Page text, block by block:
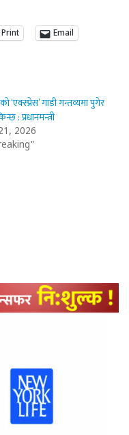
Print Email
‘एक्स्प्रेस’ गाडी गन्तव्यमा पुगेर
: प्रधानमन्त्री
2026